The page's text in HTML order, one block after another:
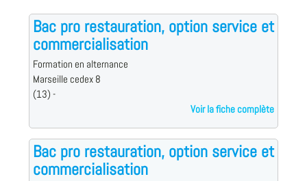
Bac pro restauration, option service et
commercialisation
Formation en alternance
Marseille cedex 8
(13) -
Voir la fiche complète
Bac pro restauration, option service et
commercialisation